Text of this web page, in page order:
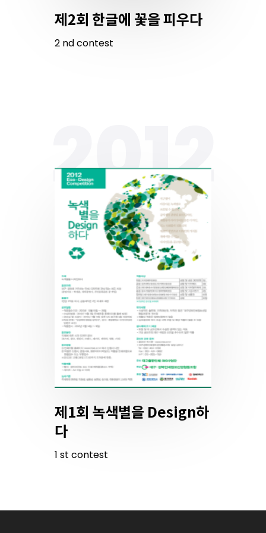
제2회 한글에 꽃을 피우다
2 ndcontest
2012
제1회 녹색별을 Design하
다
1 st contest